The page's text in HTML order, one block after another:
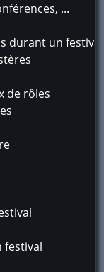
...
durant un festival
de rôles
festival